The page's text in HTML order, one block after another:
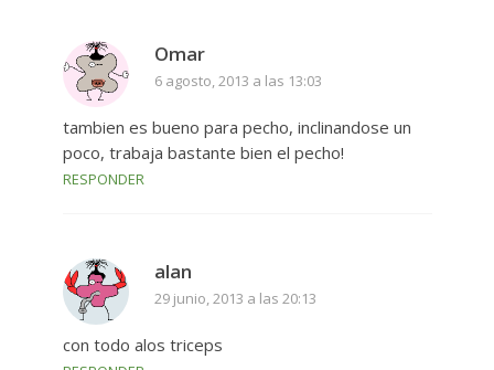
Omar
6 agosto, 2013 a las 13:03
tambien es bueno para pecho, inclinandose un
poco, trabaja bastante bien el pecho!
RESPONDER
alan
29 junio, 2013 a las 20:13
con todo alos triceps